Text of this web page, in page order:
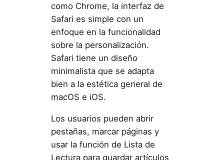
como Chrome, la interfaz de
Safari es simple con un
enfoque en la funcionalidad
sobre la personalización.
Safari tiene un diseño
minimalista que se adapta
bien a la estética general de
macOS e iOS.
Los usuarios pueden abrir
pestañas, marcar páginas y
usar la función de Lista de
Lectura para guardar artículos